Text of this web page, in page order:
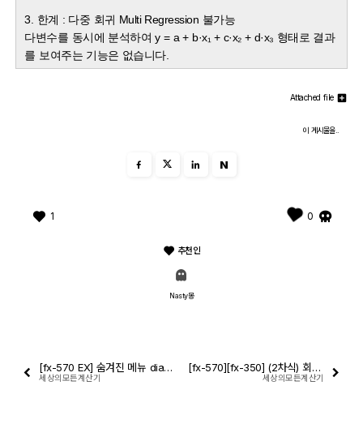
3. 한계 : 다중 회귀 Multi Regression 불가능
다변수를 동시에 분석하여 y = a + b·x₁ + c·x₂ + d·x₃ 형태로 결과
를 보여주는 기능은 없습니다.
Attached file
이 게시물을..
N
1 0
추천인
Nasty몽
[fx-570 EX] 숨겨진 메뉴 diagnostic test mode
세상의모든계산기
[fx-570][fx-350] (2차식) 회귀 분석으로 2변수 (2-Var) 통계 분석 하기
세상의모든계산기